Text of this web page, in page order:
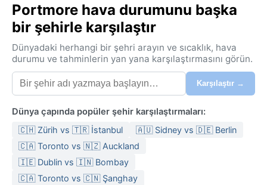
Köppen iklim sınıflandırmasına göre tropikal savan
(Aw) kuşağında bulunan Portmore, yıl boyunca sıcak
ve nemli bir havaya sahiptir. Yaz ayları (Haziran-Ekim)
yağışlı mevsimdir; günlük sıcaklıklar 28-32°C arasında
seyrederken, nem oranı oldukça yüksektir. Kış (Aralık-
Şubat) ise daha kurak ve serin geçer, sıcaklıklar 22-
27°C'ye düşer. Yağış miktarı mevsimlere göre değişir;
en yoğun yağmurlar Mayıs ve Ekim aylarında görülür.
Seyahat edenlerin hafif pamuklu giysiler, şapka, güneş
kremi ve ani sağanaklara karşı su geçirmez bir ceket
bulundurmaları önerilir.
Portmore'u ziyaret etmek için en uygun
Portmore hava durumunu başka
bir şehirle karşılaştır
Dünyadaki herhangi bir şehri arayın ve sıcaklık, hava
durumu ve tahminlerin yan yana karşılaştırmasını görün.
Karşılaştır →
Dünya çapında popüler şehir karşılaştırmaları:
🇨🇭 Zürih vs 🇹🇷 İstanbul
🇦🇺 Sidney vs 🇩🇪 Berlin
🇨🇦 Toronto vs 🇳🇿 Auckland
🇮🇪 Dublin vs 🇮🇳 Bombay
🇨🇦 Toronto vs 🇨🇳 Şanghay